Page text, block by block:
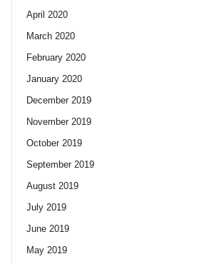
April 2020
March 2020
February 2020
January 2020
December 2019
November 2019
October 2019
September 2019
August 2019
July 2019
June 2019
May 2019